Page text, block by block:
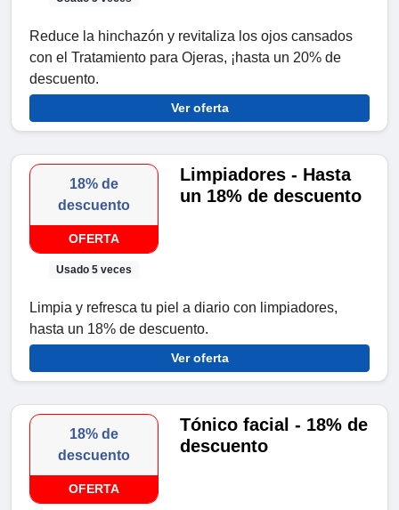
Reduce la hinchazón y revitaliza los ojos cansados ​​
con el Tratamiento para Ojeras, ¡hasta un 20% de
descuento.
Ver oferta
18% de
descuento
OFERTA
Usado 5 veces
Limpiadores - Hasta
un 18% de descuento
Limpia y refresca tu piel a diario con limpiadores,
hasta un 18% de descuento.
Ver oferta
18% de
descuento
OFERTA
Tónico facial - 18% de
descuento